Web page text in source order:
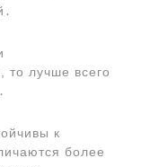
то лучше всего
к
более